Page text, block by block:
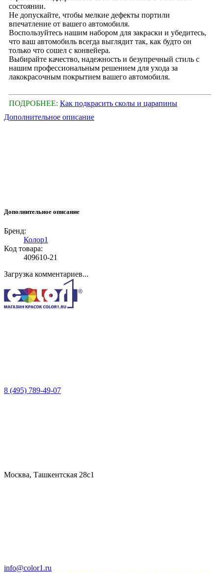
состоянии.
Не допускайте, чтобы мелкие дефекты портили
впечатление от вашего автомобиля.
Воспользуйтесь нашим набором для закраски и убедитесь,
что ваш автомобиль всегда выглядит так, как будто он
только что сошел с конвейера.
Выбирайте качество, надежность и безупречный стиль с
нашим профессиональным решением для ухода за
лакокрасочным покрытием вашего автомобиля.
ПОДРОБНЕЕ: Как подкрасить сколы и царапины
Дополнительное описание
Дополнительное описание
Бренд:
Колор1
Код товара:
409610-21
Загрузка комментариев...
8 (495) 789-49-07
Москва, Ташкентская 28с1
info@color1.ru